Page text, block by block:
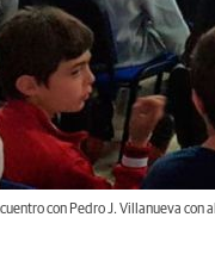
con Pedro J. Villanueva con